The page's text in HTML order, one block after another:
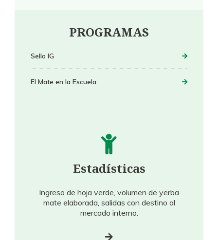
PROGRAMAS
Sello IG
El Mate en la Escuela
Estadísticas
Ingreso de hoja verde, volumen de yerba
mate elaborada, salidas con destino al
mercado interno.